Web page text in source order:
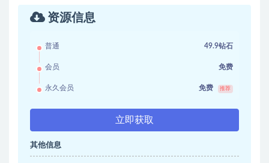
资源信息
普通 49.9钻石
会员 免费
永久会员 免费 推荐
立即获取
其他信息